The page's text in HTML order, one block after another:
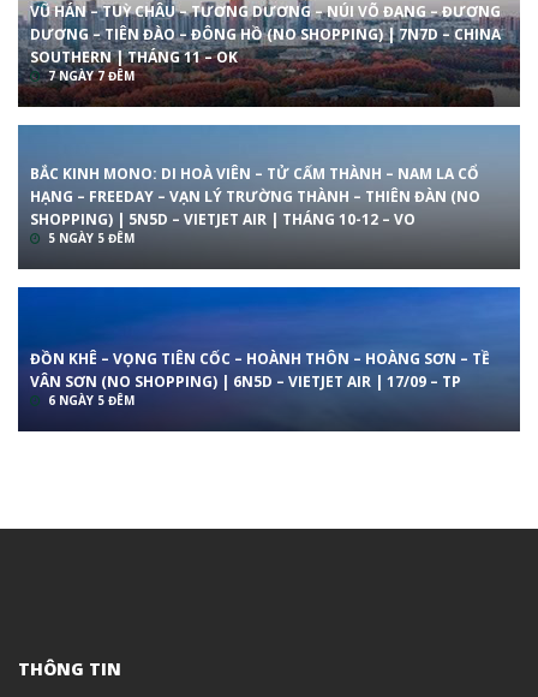
VŨ HÁN – TUỲ CHÂU – TƯƠNG DƯƠNG – NÚI VÕ ĐANG – ĐƯƠNG
DƯƠNG – TIÊN ĐÀO – ĐÔNG HỒ (NO SHOPPING) | 7N7D – CHINA
SOUTHERN | THÁNG 11 – OK
7 NGÀY 7 ĐÊM
BẮC KINH MONO: DI HOÀ VIÊN – TỬ CẤM THÀNH – NAM LA CỔ
HẠNG – FREEDAY – VẠN LÝ TRƯỜNG THÀNH – THIÊN ĐÀN (NO
SHOPPING) | 5N5D – VIETJET AIR | THÁNG 10-12 – VO
5 NGÀY 5 ĐÊM
ĐỒN KHÊ – VỌNG TIÊN CỐC – HOÀNH THÔN – HOÀNG SƠN – TỀ
VÂN SƠN (NO SHOPPING) | 6N5D – VIETJET AIR | 17/09 – TP
6 NGÀY 5 ĐÊM
THÔNG TIN